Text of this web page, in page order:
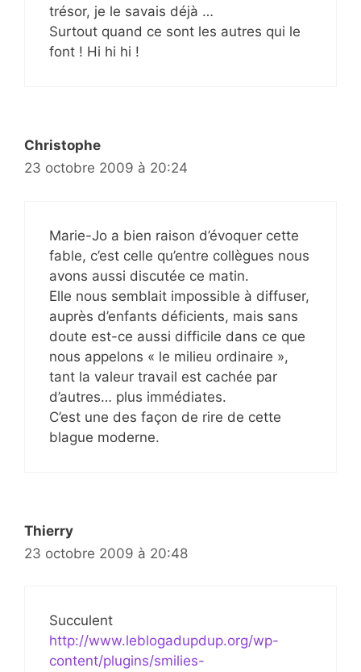
trésor, je le savais déjà …
Surtout quand ce sont les autres qui le
font ! Hi hi hi !
Christophe
23 octobre 2009 à 20:24
Marie-Jo a bien raison d’évoquer cette
fable, c’est celle qu’entre collègues nous
avons aussi discutée ce matin.
Elle nous semblait impossible à diffuser,
auprès d’enfants déficients, mais sans
doute est-ce aussi difficile dans ce que
nous appelons « le milieu ordinaire »,
tant la valeur travail est cachée par
d’autres… plus immédiates.
C’est une des façon de rire de cette
blague moderne.
Thierry
23 octobre 2009 à 20:48
Succulent
http://www.leblogadupdup.org/wp-
content/plugins/smilies-